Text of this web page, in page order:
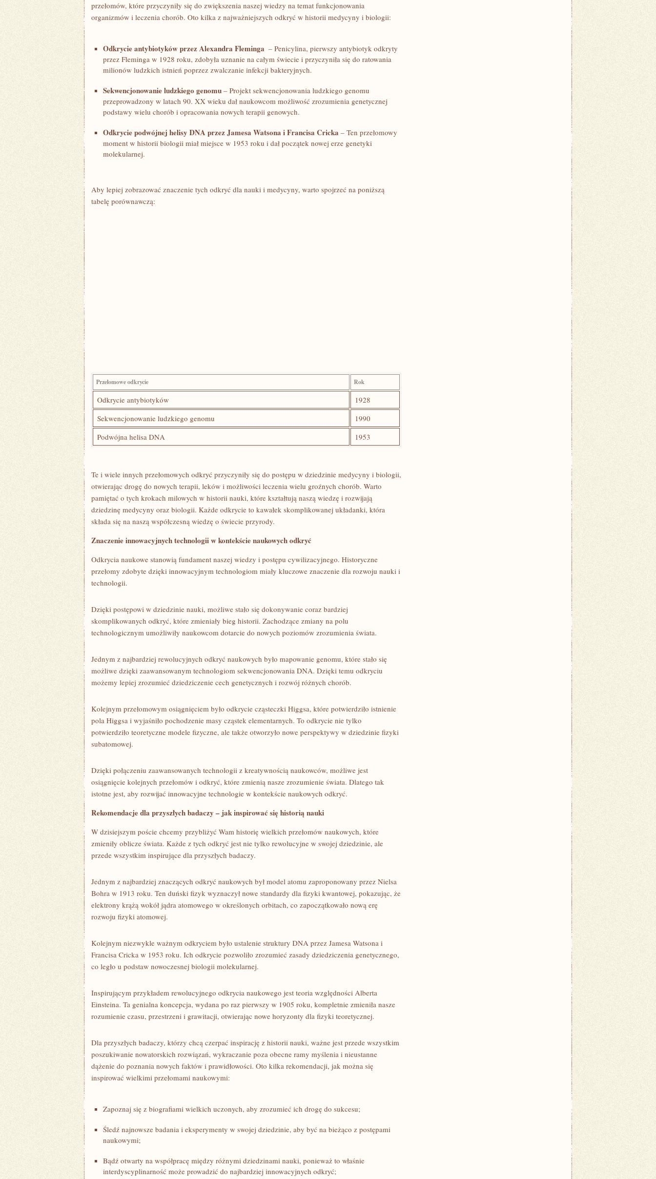
przełomów, które przyczyniły ⁢się do zwiększenia naszej wiedzy na temat funkcjonowania
organizmów i leczenia chorób. Oto kilka z najważniejszych⁣ odkryć⁢ w historii medycyny‌ i biologii:
Odkrycie antybiotyków przez Alexandra Fleminga ​ – Penicylina, pierwszy antybiotyk odkryty
przez Fleminga w 1928 roku, zdobyła uznanie na całym świecie i przyczyniła się do ratowania
milionów ludzkich ⁢istnień poprzez zwalczanie‌ infekcji bakteryjnych.
Sekwencjonowanie ⁤ludzkiego genomu – Projekt sekwencjonowania ludzkiego genomu
przeprowadzony w⁢ latach 90. XX wieku dał naukowcom możliwość⁤ zrozumienia genetycznej
podstawy wielu ‌chorób i opracowania nowych terapii‌ genowych.
Odkrycie podwójnej helisy DNA przez Jamesa Watsona i ⁣Francisa Cricka – Ten ​przełomowy
moment w ‍historii ⁣biologii miał⁢ miejsce w 1953 roku i dał początek nowej erze genetyki
molekularnej.
Aby lepiej ⁢zobrazować⁣ znaczenie ⁢tych odkryć ‍dla nauki⁤ i medycyny, ​warto spojrzeć na​ poniższą
tabelę porównawczą:
Przełomowe odkrycie Rok
Odkrycie antybiotyków
1928
Sekwencjonowanie ludzkiego genomu
1990
Podwójna helisa DNA
1953
Te⁤ i wiele innych przełomowych odkryć przyczyniły się do postępu w dziedzinie medycyny i biologii,
otwierając drogę do nowych terapii,⁣ leków i możliwości leczenia wielu groźnych chorób.⁣ Warto
pamiętać o tych krokach milowych w historii nauki, które kształtują naszą wiedzę ⁢i rozwijają
dziedzinę medycyny oraz biologii. Każde ‍odkrycie to kawałek skomplikowanej układanki, która
składa się na naszą współczesną wiedzę o‍ świecie przyrody.
Znaczenie⁤ innowacyjnych​ technologii w⁤ kontekście naukowych odkryć
Odkrycia naukowe stanowią fundament naszej wiedzy i postępu cywilizacyjnego. Historyczne
przełomy zdobyte dzięki innowacyjnym technologiom miały⁤ kluczowe znaczenie dla rozwoju nauki i
technologii.
Dzięki postępowi w dziedzinie nauki, możliwe stało się dokonywanie coraz bardziej
skomplikowanych odkryć, które zmieniały bieg historii. Zachodzące zmiany na polu
technologicznym umożliwiły naukowcom dotarcie do nowych poziomów zrozumienia świata.
Jednym z najbardziej rewolucyjnych odkryć naukowych było mapowanie genomu, które stało się
możliwe dzięki zaawansowanym technologiom sekwencjonowania DNA. Dzięki temu odkryciu
⁤możemy ​lepiej zrozumieć dziedziczenie​ cech​ genetycznych i rozwój ​różnych ‍chorób.
Kolejnym przełomowym osiągnięciem było odkrycie cząsteczki Higgsa, które potwierdziło istnienie
pola Higgsa​ i wyjaśniło‍ pochodzenie masy cząstek elementarnych. To odkrycie nie tylko
potwierdziło teoretyczne‍ modele fizyczne, ale ‍także otworzyło ⁣nowe perspektywy w dziedzinie fizyki‌
subatomowej.
Dzięki połączeniu zaawansowanych technologii z kreatywnością naukowców, możliwe jest
osiągnięcie kolejnych przełomów i odkryć, które⁣ zmienią nasze zrozumienie świata.​ Dlatego tak
istotne⁣ jest, aby rozwijać innowacyjne technologie w kontekście naukowych odkryć.
Rekomendacje dla przyszłych badaczy – jak inspirować się historią nauki
W dzisiejszym⁣ poście chcemy przybliżyć Wam historię wielkich przełomów naukowych, które
zmieniły oblicze‍ świata. Każde z tych odkryć jest nie ‍tylko rewolucyjne w swojej ‍dziedzinie, ale
przede​ wszystkim ​inspirujące dla przyszłych ⁤badaczy.
Jednym z najbardziej znaczących odkryć naukowych był model ⁣atomu zaproponowany ⁤przez⁣ Nielsa
⁣Bohra⁢ w 1913 roku. Ten ​duński ⁤fizyk wyznaczył ‌nowe standardy dla fizyki⁤ kwantowej, pokazując, że
elektrony krążą wokół jądra atomowego ​w określonych orbitach, co⁣ zapoczątkowało nową erę
rozwoju ⁤fizyki atomowej.
Kolejnym niezwykle ważnym odkryciem ⁢było ⁢ustalenie struktury DNA przez Jamesa Watsona i
Francisa Cricka w 1953 roku. ⁤Ich odkrycie​ pozwoliło zrozumieć zasady dziedziczenia ⁤genetycznego,
co legło‍ u podstaw ‌nowoczesnej biologii molekularnej.
Inspirującym przykładem rewolucyjnego odkrycia naukowego jest teoria względności Alberta
Einsteina. Ta genialna koncepcja, wydana po raz pierwszy w 1905 roku, kompletnie zmieniła nasze ​
rozumienie czasu, przestrzeni ⁣i grawitacji, otwierając nowe horyzonty dla ​fizyki teoretycznej.
Dla ​przyszłych badaczy, którzy chcą czerpać ​inspirację z​ historii nauki, ważne jest⁣ przede wszystkim
poszukiwanie nowatorskich rozwiązań, wykraczanie poza obecne ramy myślenia i ⁣nieustanne
dążenie do poznania nowych faktów i⁤ prawidłowości. Oto kilka rekomendacji, jak można się
inspirować wielkimi przełomami ‍naukowymi:
Zapoznaj się z ⁤biografiami wielkich uczonych, ​aby zrozumieć ich drogę ​do sukcesu;
Śledź najnowsze badania i eksperymenty‍ w swojej dziedzinie, aby być na bieżąco z postępami
naukowymi;
Bądź otwarty na współpracę między różnymi dziedzinami nauki, ponieważ to właśnie
interdyscyplinarność może prowadzić do najbardziej innowacyjnych odkryć;